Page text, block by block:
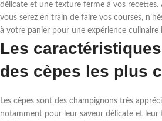
délicate et une texture ferme à vos recettes.
vous serez en train de faire vos courses,
à votre panier pour une expérience culinaire
Les
des cèpes les plus
Les cèpes sont des champignons très
notamment pour leur saveur délicate et leur